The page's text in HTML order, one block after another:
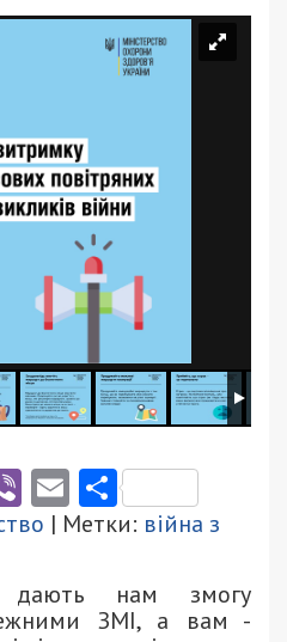
ViberEmail
| Метки: війна з
дають нам змогу
ЗМІ, а вам -